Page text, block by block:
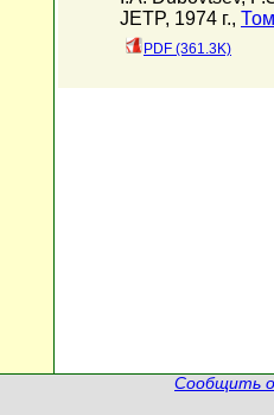
JETP, 1974 г.,
PDF (361.3K)
Сообщить о